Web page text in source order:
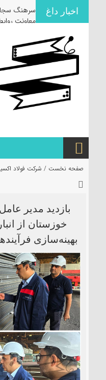
اخبار داغ
سرهنگ
معاونت
صفحه نخست / شرکت فولاد
بازدید مدیر
خوزستان از
بهینه‌سازی